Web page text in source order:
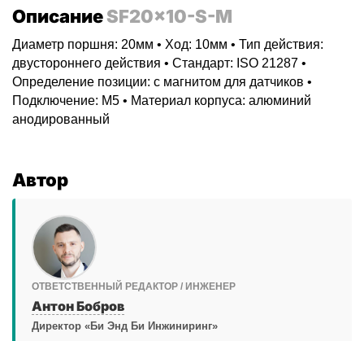
ОписаниеSF20x10-S-M
Диаметр поршня: 20мм • Ход: 10мм • Тип действия:
двустороннего действия • Стандарт: ISO 21287 •
Определение позиции: с магнитом для датчиков •
Подключение: M5 • Материал корпуса: алюминий
анодированный
Автор
ОТВЕТСТВЕННЫЙ РЕДАКТОР / ИНЖЕНЕР
Антон Бобров
Директор «Би Энд Би Инжиниринг»